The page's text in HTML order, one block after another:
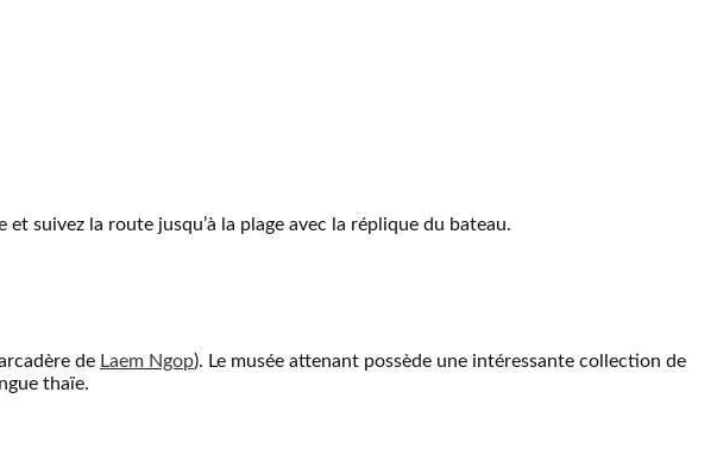
et suivez la route jusqu’à la plage avec la réplique du bateau.
de Laem Ngop). Le musée attenant possède une intéressante collection de
thaïe.